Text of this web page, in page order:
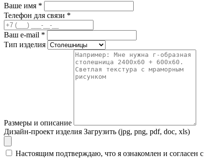
Ваше имя *
Телефон для связи *
Ваш e-mail *
Тип изделия
Размеры и описание
Дизайн-проект изделия Загрузить (jpg, png, pdf, doc, xls)
Настоящим подтверждаю, что я ознакомлен и согласен с